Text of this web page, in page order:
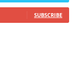
SUBSCRIBE